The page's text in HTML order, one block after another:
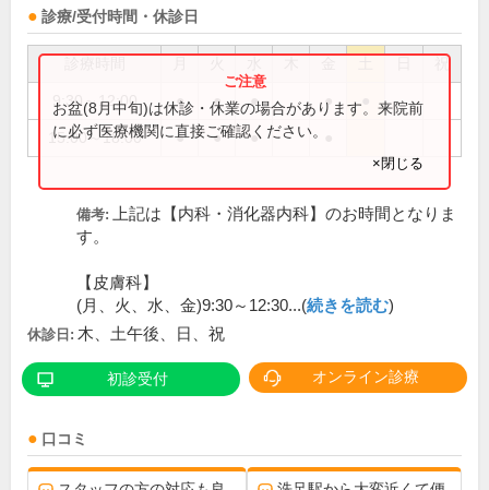
診療/受付時間・休診日
祝
9:30～12:00 ● ● ● ●
15:00～18:00 ● ● ●
お盆(8月中旬)は休診・休業の場合があります。来院前
に必ず医療機関に直接ご確認ください。
×閉じる
備考:
上記は【内科・消化器内科】のお時間となりま
す。
【皮膚科】
(月、火、水、金)9:30～12:30...(続きを読む)
休診日: 木、土午後、日、祝
初診受付 オンライン診療
口コミ